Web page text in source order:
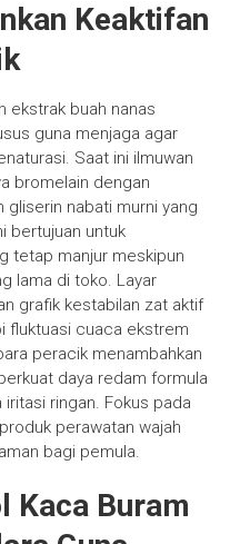
Keaktifan
ekstrak buah nanas
guna menjaga agar
Saat ini ilmuwan
bromelain dengan
gliserin nabati murni yang
bertujuan untuk
tetap manjur meskipun
lama di toko. Layar
grafik kestabilan zat aktif
fluktuasi cuaca ekstrem
peracik menambahkan
daya redam formula
ringan. Fokus pada
perawatan wajah
bagi pemula.
Kaca Buram